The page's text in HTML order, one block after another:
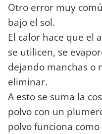
Otro error muy
bajo el sol.
El calor hace que el
se utilicen, se
dejando manchas o
eliminar.
A esto se suma la
polvo con un
polvo funciona